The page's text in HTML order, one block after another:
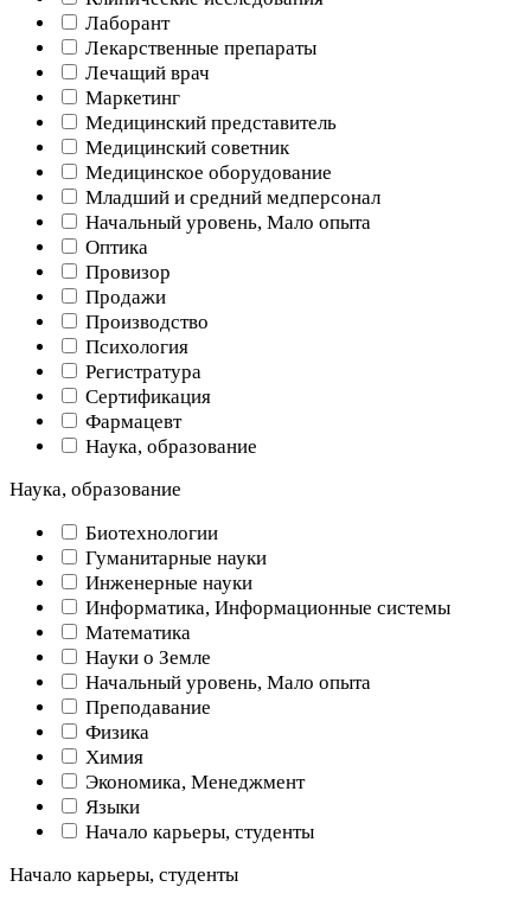
Лаборант
Лекарственные препараты
Лечащий врач
Маркетинг
Медицинский представитель
Медицинский советник
Медицинское оборудование
Младший и средний медперсонал
Начальный уровень, Мало опыта
Оптика
Провизор
Продажи
Производство
Психология
Регистратура
Сертификация
Фармацевт
Наука, образование
Наука, образование
Биотехнологии
Гуманитарные науки
Инженерные науки
Информатика, Информационные системы
Математика
Науки о Земле
Начальный уровень, Мало опыта
Преподавание
Физика
Химия
Экономика, Менеджмент
Языки
Начало карьеры, студенты
Начало карьеры, студенты